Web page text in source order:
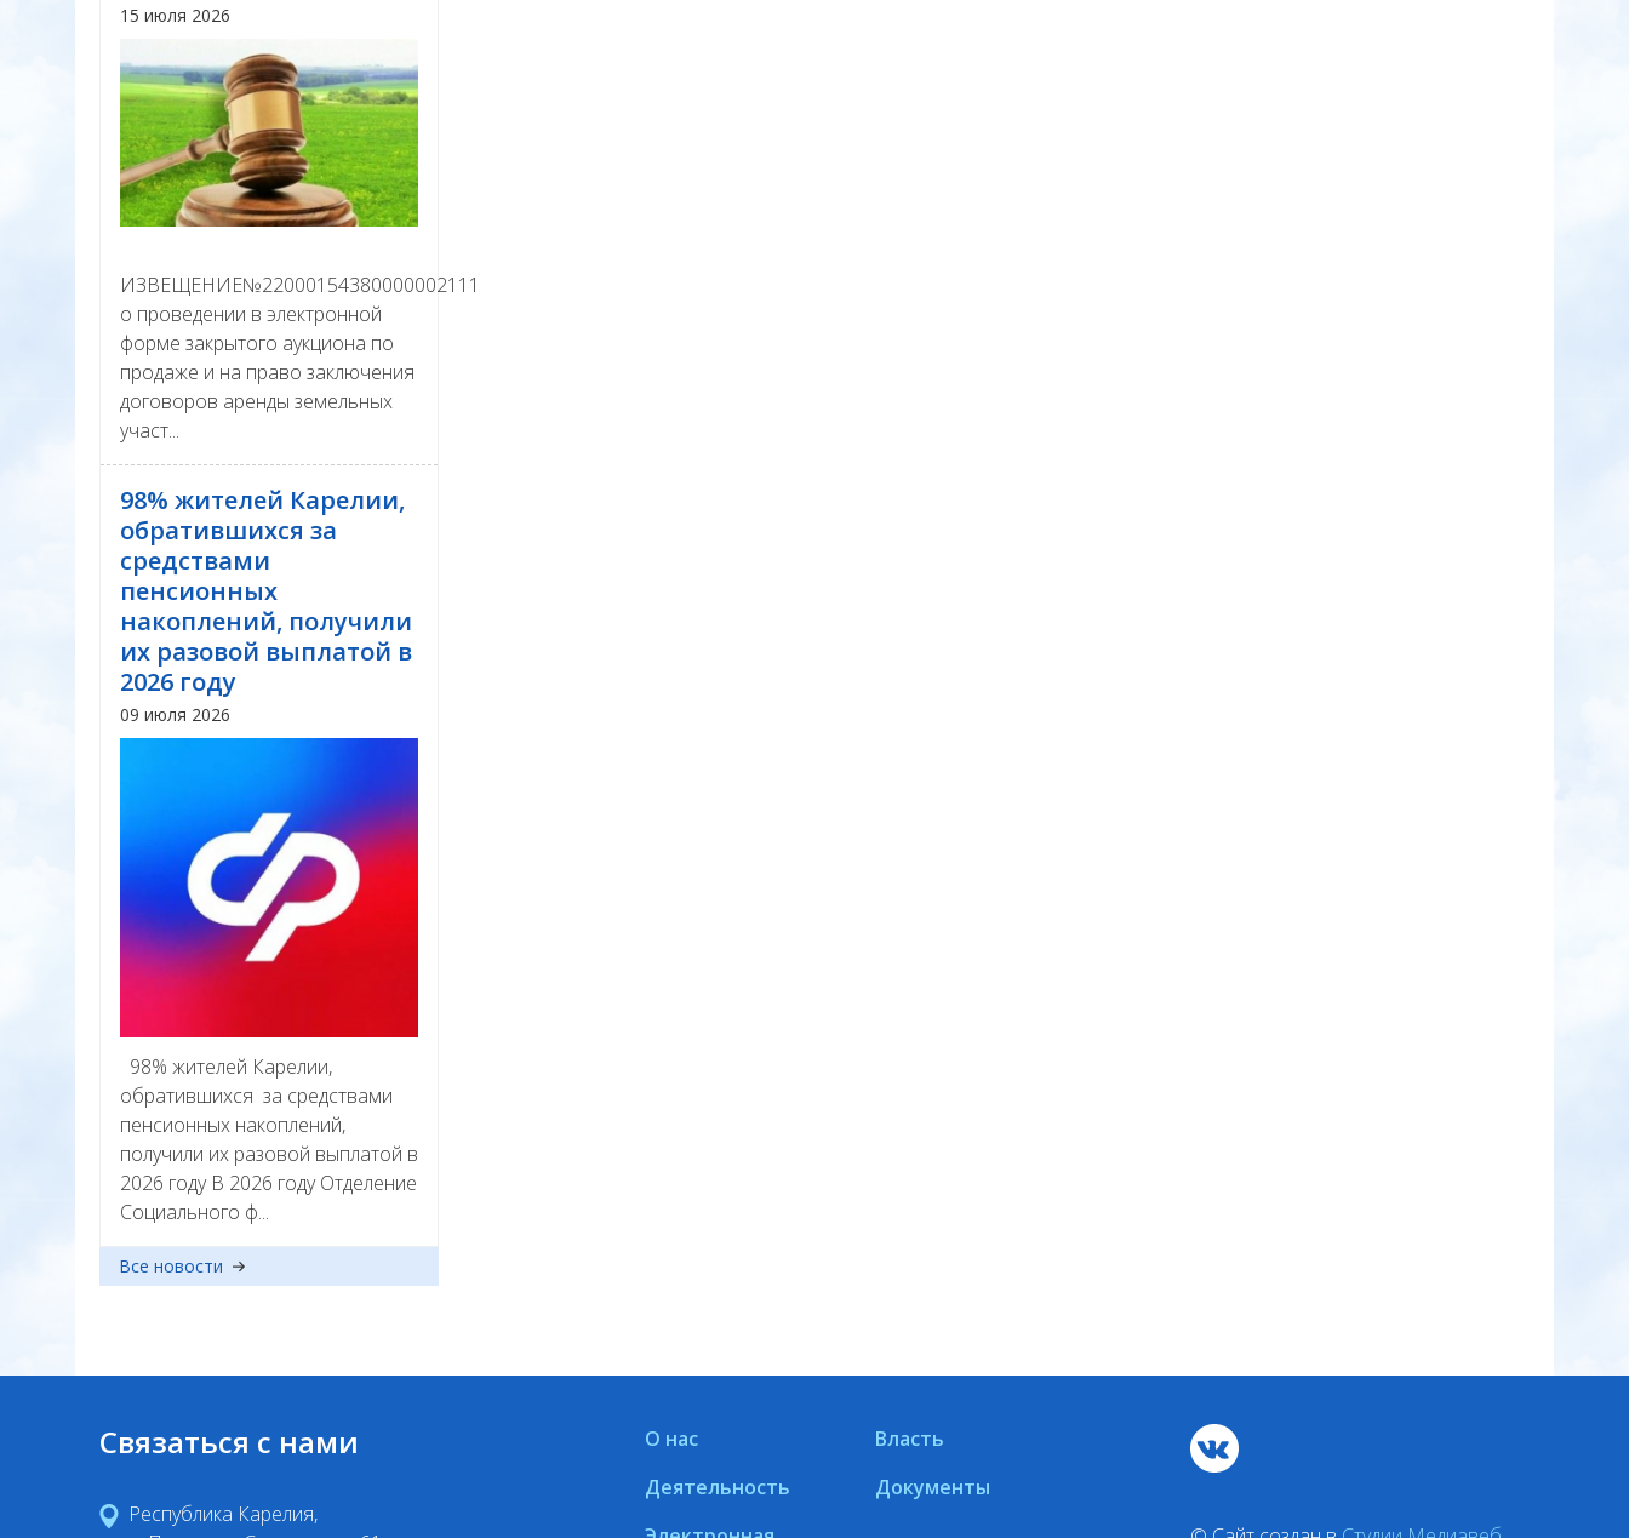
15 июля 2026
ИЗВЕЩЕНИЕ№22000154380000002111
о проведении в электронной
форме закрытого аукциона по
продаже и на право заключения
договоров аренды земельных
участ...
98% жителей Карелии,
обратившихся за
средствами
пенсионных
накоплений, получили
их разовой выплатой в
2026 году
09 июля 2026
98% жителей Карелии,
обратившихся за средствами
пенсионных накоплений,
получили их разовой выплатой в
2026 году В 2026 году Отделение
Социального ф...
Все новости
Связаться с нами
Республика Карелия,
О нас
Власть
Деятельность
Документы